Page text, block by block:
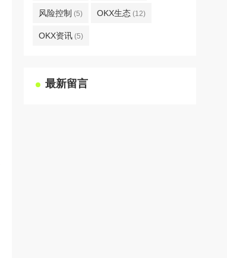
风险控制 (5) OKX生态 (12)
OKX资讯 (5)
最新留言